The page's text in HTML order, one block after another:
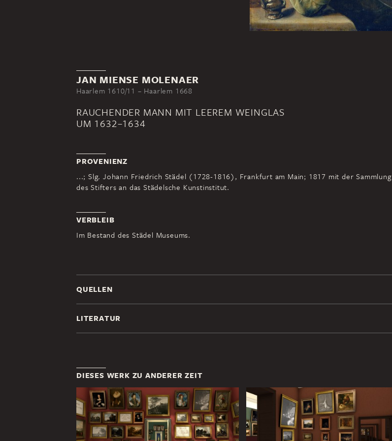
JAN MIENSE MOLENAER
Haarlem 1610/11 – Haarlem 1668
RAUCHENDER MANN MIT LEEREM WEINGLAS
UM 1632–1634
PROVENIENZ
...; Slg. Johann Friedrich Städel (1728-1816), Frankfurt am Main; 1817 mit der Sammlung
des Stifters an das Städelsche Kunstinstitut.
VERBLEIB
Im Bestand des Städel Museums.
QUELLEN
LITERATUR
DIESES WERK ZU ANDERER ZEIT